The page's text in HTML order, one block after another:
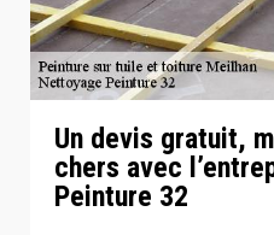
Un devis gratuit,
chers avec
Peinture 32